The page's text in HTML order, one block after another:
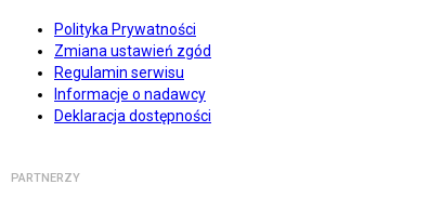
Polityka Prywatności
Zmiana ustawień zgód
Regulamin serwisu
Informacje o nadawcy
Deklaracja dostępności
PARTNERZY